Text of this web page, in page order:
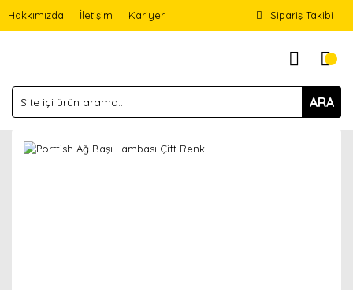
Hakkımızda İletişim Kariyer Sipariş Takibi
ARA